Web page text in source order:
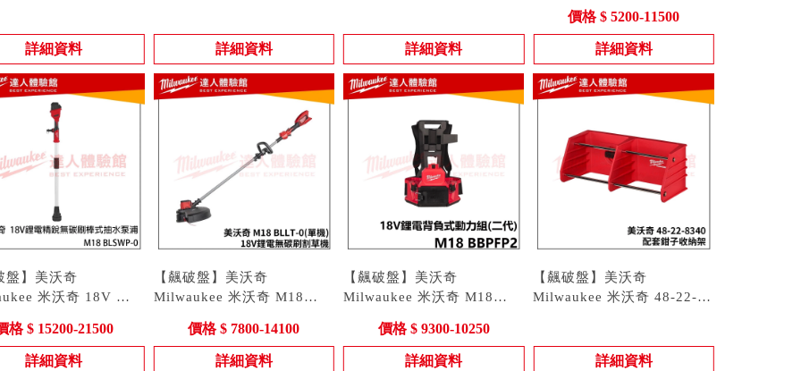
詳細資料 詳細資料 詳細資料
拋光機 研磨機
價格 $ 5200-11500
詳細資料
盤】美沃奇
米沃奇 18V 鋰
0
格 $ 15200-21500
詳細資料
【飆破盤】美沃奇
Milwaukee 米沃奇 M18
刷割草機 M18BLLT 割草機
價格 $ 7800-14100
詳細資料
【飆破盤】美沃奇
Milwaukee 米沃奇 M18
新款 噴霧機動力組 水箱 藥
M18 BBPFP2-CST | M18
BBPFP2-WST
價格 $ 9300-10250
詳細資料
【飆破盤】美沃奇
Milwaukee 米沃奇 48-22-
詳細資料